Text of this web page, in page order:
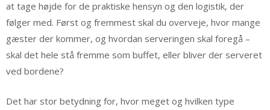
at tage højde for de praktiske hensyn og den logistik, der
følger med. Først og fremmest skal du overveje, hvor mange
gæster der kommer, og hvordan serveringen skal foregå –
skal det hele stå fremme som buffet, eller bliver der serveret
ved bordene?
Det har stor betydning for, hvor meget og hvilken type